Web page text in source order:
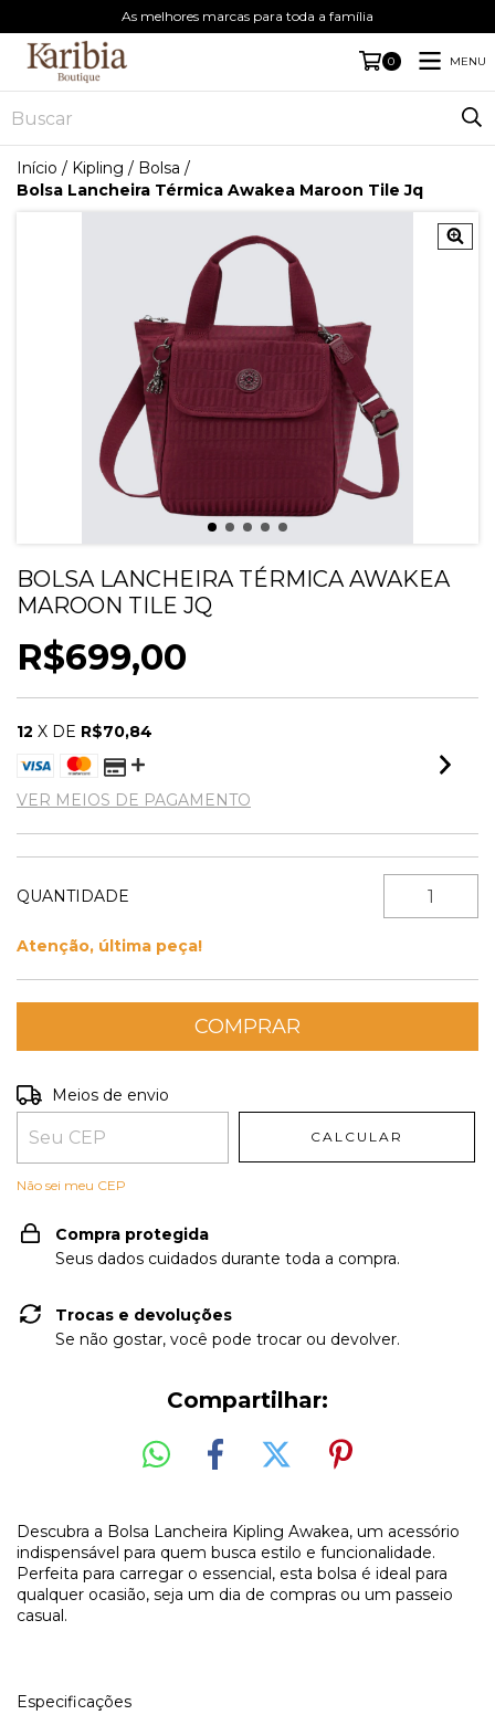
As melhores marcas para toda a família
0 MENU
Início / Kipling / Bolsa /
Bolsa Lancheira Térmica Awakea Maroon Tile Jq
BOLSA LANCHEIRA TÉRMICA AWAKEA
MAROON TILE JQ
R$699,00
12 X DE R$70,84
VER MEIOS DE PAGAMENTO
QUANTIDADE
Atenção, última peça!
Entregas para o CEP:
Meios de envio
CALCULAR
Não sei meu CEP
Compra protegida
Seus dados cuidados durante toda a compra.
Trocas e devoluções
Se não gostar, você pode trocar ou devolver.
Compartilhar:
Descubra a Bolsa Lancheira Kipling Awakea, um acessório
indispensável para quem busca estilo e funcionalidade.
Perfeita para carregar o essencial, esta bolsa é ideal para
qualquer ocasião, seja um dia de compras ou um passeio
casual.
Especificações